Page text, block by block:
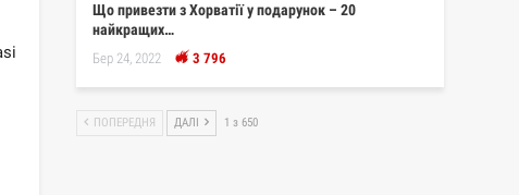
Що привезти з Хорватії у подарунок – 20
найкращих…
Бер 24, 2022 3 796
ПОПЕРЕДНЯ ДАЛІ 1 з 650